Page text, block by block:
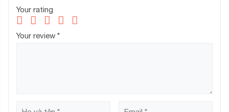
Your rating
Your review *